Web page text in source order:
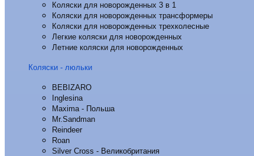
Коляски для новорожденных 3 в 1
Коляски для новорожденных трансформеры
Коляски для новорожденных трехколесные
Легкие коляски для новорожденных
Летние коляски для новорожденных
Коляски - люльки
BEBIZARO
Inglesina
Maxima - Польша
Mr.Sandman
Reindeer
Roan
Silver Cross - Великобритания